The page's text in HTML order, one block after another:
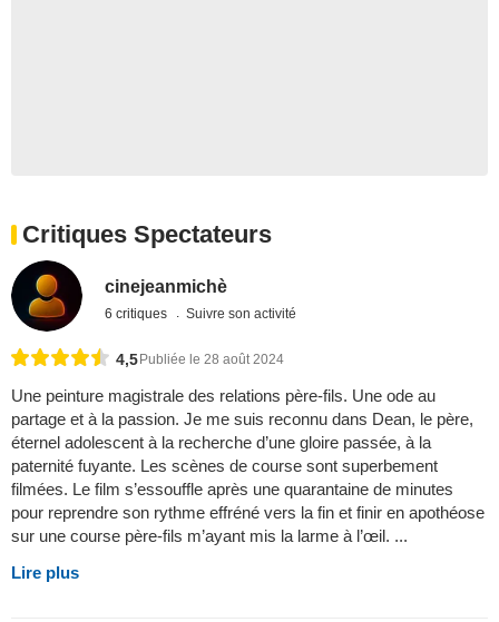
Critiques Spectateurs
cinejeanmichè
6 critiques Suivre son activité
4,5 Publiée le 28 août 2024
Une peinture magistrale des relations père-fils. Une ode au
partage et à la passion. Je me suis reconnu dans Dean, le père,
éternel adolescent à la recherche d’une gloire passée, à la
paternité fuyante. Les scènes de course sont superbement
filmées. Le film s’essouffle après une quarantaine de minutes
pour reprendre son rythme effréné vers la fin et finir en apothéose
sur une course père-fils m’ayant mis la larme à l’œil. ...
Lire plus